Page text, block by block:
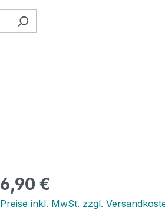
Regulärer Preis:
6,90 €
Preise inkl. MwSt. zzgl.